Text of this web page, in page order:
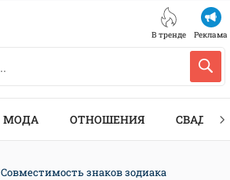
В тренде Реклама
МОДА ОТНОШЕНИЯ СВАДЬБА
Совместимость знаков зодиака